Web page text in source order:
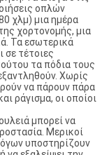
οπλών
χλμ) μια ημέρα
χορτονομής, μια
Τα εσωτερικά
σε τέτοιες
τα πόδια τους
Χωρίς
να πάρουν πάρα
ράγισμα, οι οποίοι
μπορεί να
Μερικοί
υποστηρίζουν